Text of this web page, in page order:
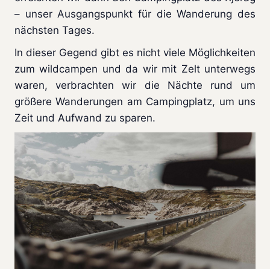
– unser Ausgangspunkt für die Wanderung des
nächsten Tages.
In dieser Gegend gibt es nicht viele Möglichkeiten
zum wildcampen und da wir mit Zelt unterwegs
waren, verbrachten wir die Nächte rund um
größere Wanderungen am Campingplatz, um uns
Zeit und Aufwand zu sparen.